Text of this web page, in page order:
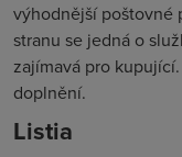
výhodnější poštovné
stranu se jedná o
zajímavá pro
doplnění.
Listia